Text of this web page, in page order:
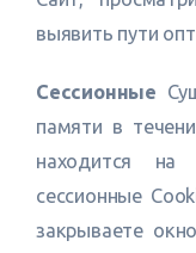
выявить пути
Сессионные
памяти в
находится на
сессионные
закрываете